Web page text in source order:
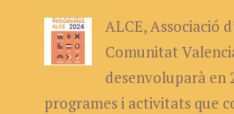
ALCE, Associació
Comunitat
desenvoluparà en
programes i activitats que